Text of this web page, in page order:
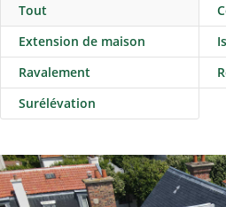
Tout
Extension de maison
Ravalement
Surélévation